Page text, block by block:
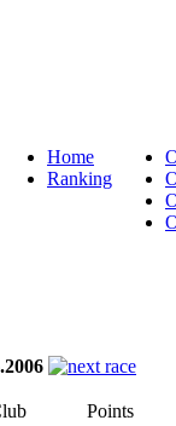
Home
Ranking
Points